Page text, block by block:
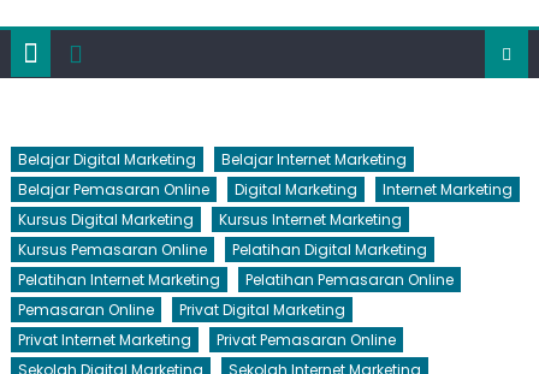
Belajar Digital Marketing
Belajar Internet Marketing
Belajar Pemasaran Online
Digital Marketing
Internet Marketing
Kursus Digital Marketing
Kursus Internet Marketing
Kursus Pemasaran Online
Pelatihan Digital Marketing
Pelatihan Internet Marketing
Pelatihan Pemasaran Online
Pemasaran Online
Privat Digital Marketing
Privat Internet Marketing
Privat Pemasaran Online
Sekolah Digital Marketing
Sekolah Internet Marketing